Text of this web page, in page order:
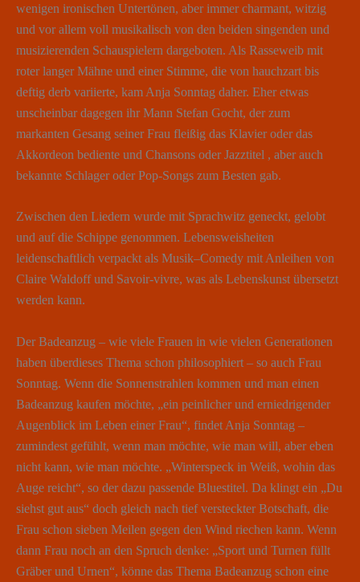
wenigen ironischen Untertönen, aber immer charmant, witzig
und vor allem voll musikalisch von den beiden singenden und
musizierenden Schauspielern dargeboten. Als Rasseweib mit
roter langer Mähne und einer Stimme, die von hauchzart bis
deftig derb variierte, kam Anja Sonntag daher. Eher etwas
unscheinbar dagegen ihr Mann Stefan Gocht, der zum
markanten Gesang seiner Frau fleißig das Klavier oder das
Akkordeon bediente und Chansons oder Jazztitel , aber auch
bekannte Schlager oder Pop-Songs zum Besten gab.
Zwischen den Liedern wurde mit Sprachwitz geneckt, gelobt
und auf die Schippe genommen. Lebensweisheiten
leidenschaftlich verpackt als Musik–Comedy mit Anleihen von
Claire Waldoff und Savoir-vivre, was als Lebenskunst übersetzt
werden kann.
Der Badeanzug – wie viele Frauen in wie vielen Generationen
haben überdieses Thema schon philosophiert – so auch Frau
Sonntag. Wenn die Sonnenstrahlen kommen und man einen
Badeanzug kaufen möchte, „ein peinlicher und erniedrigender
Augenblick im Leben einer Frau“, findet Anja Sonntag –
zumindest gefühlt, wenn man möchte, wie man will, aber eben
nicht kann, wie man möchte. „Winterspeck in Weiß, wohin das
Auge reicht“, so der dazu passende Bluestitel. Da klingt ein „Du
siehst gut aus“ doch gleich nach tief versteckter Botschaft, die
Frau schon sieben Meilen gegen den Wind riechen kann. Wenn
dann Frau noch an den Spruch denke: „Sport und Turnen füllt
Gräber und Urnen“, könne das Thema Badeanzug schon eine